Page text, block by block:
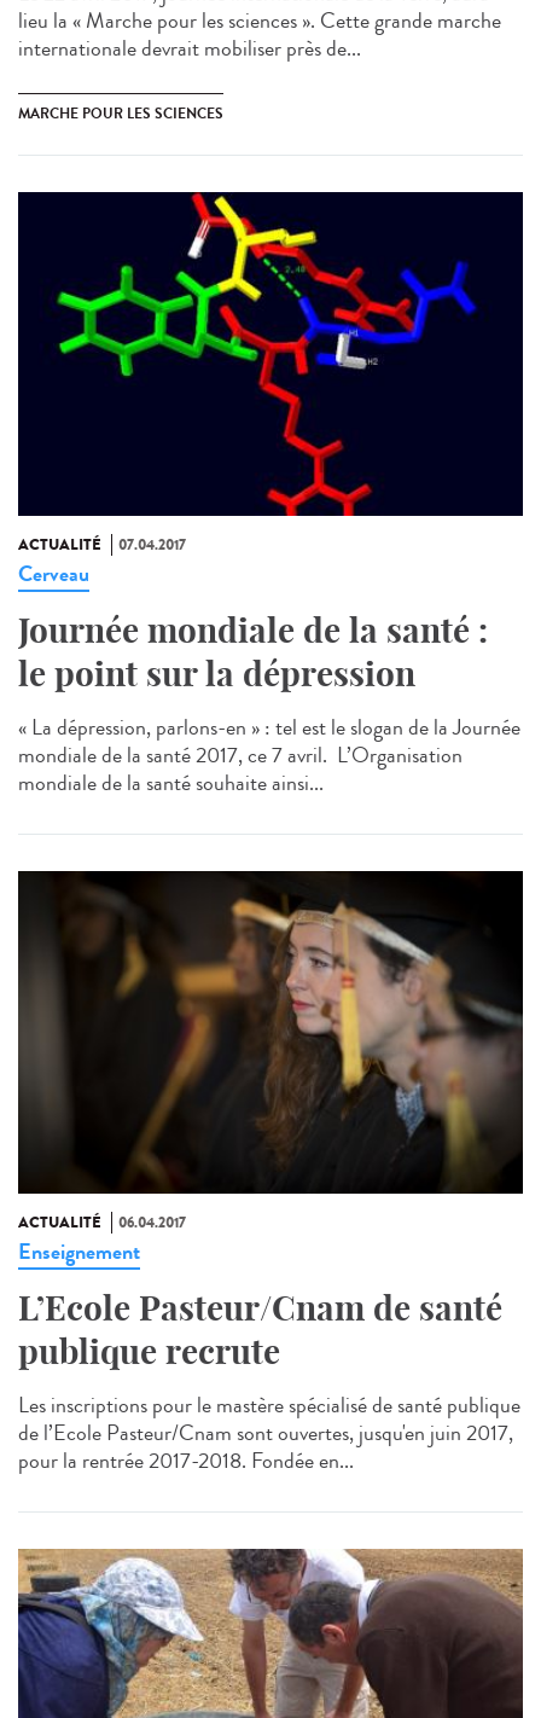
lieu la « Marche pour les sciences ». Cette grande marche
internationale devrait mobiliser près de...
MARCHE POUR LES SCIENCES
ACTUALITÉ 07.04.2017
Cerveau
Journée mondiale de la santé :
le point sur la dépression
« La dépression, parlons-en » : tel est le slogan de la Journée
mondiale de la santé 2017, ce 7 avril. L’Organisation
mondiale de la santé souhaite ainsi...
ACTUALITÉ 06.04.2017
Enseignement
L’Ecole Pasteur/Cnam de santé
publique recrute
Les inscriptions pour le mastère spécialisé de santé publique
de l’Ecole Pasteur/Cnam sont ouvertes, jusqu'en juin 2017,
pour la rentrée 2017-2018. Fondée en...